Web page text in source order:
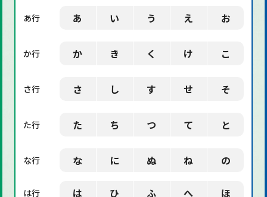
「業界用語」に関する用語
あ行 あ い う え お
か行 か き く け こ
さ行 さ し す せ そ
た行 た ち つ て と
な行 な に ぬ ね の
は行 は ひ ふ へ ほ